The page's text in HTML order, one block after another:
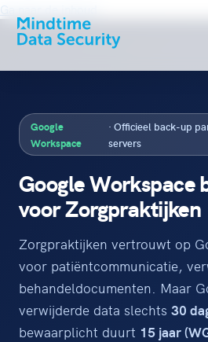
Ga naar de inhoud
Google
Workspace
· Officieel back-up
servers
Google Workspace
voor Zorgpraktijken
Zorgpraktijken vertrouwt op
voor patiëntcommunicatie,
behandeldocumenten. Maar
verwijderde data slechts 30
bewaarplicht duurt 15 jaar